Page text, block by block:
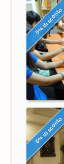
5% di sconto
6% di sconto